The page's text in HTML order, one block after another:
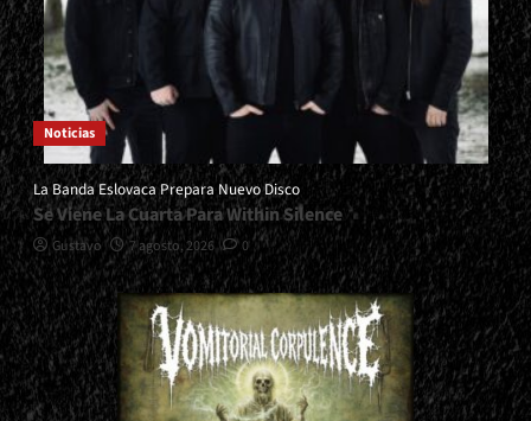
Noticias
La Banda Eslovaca Prepara Nuevo Disco
Se Viene La Cuarta Para Within Silence
Gustavo 7 agosto, 2026 0